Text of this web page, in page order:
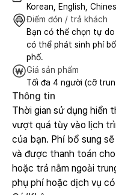
Korean, English,
Điểm đón / trả khách
Bạn có thể chọn tự
có thể phát sinh phí
phố.
Giá sản phẩm
Tối đa 4 người (cỡ
Thông tin
Thời gian sử dụng hiển
vượt quá tùy vào lịch
của bạn. Phí bổ sung
và được thanh toán
hoặc trả nằm ngoài
phụ phí hoặc dịch vụ